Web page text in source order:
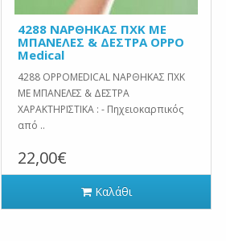
4288 ΝΑΡΘΗΚΑΣ ΠΧΚ ΜΕ
ΜΠΑΝΕΛΕΣ & ΔΕΣΤΡΑ OPPO
Medical
4288 OPPOMEDICAL ΝΑΡΘΗΚΑΣ ΠΧΚ
ΜΕ ΜΠΑΝΕΛΕΣ & ΔΕΣΤΡΑ
ΧΑΡΑΚΤΗΡΙΣΤIΚΑ : - Πηχειοκαρπικός
από ..
22,00€
Καλάθι